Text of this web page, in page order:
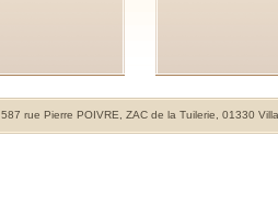
587 rue Pierre POIVRE, ZAC de la Tuilerie, 01330